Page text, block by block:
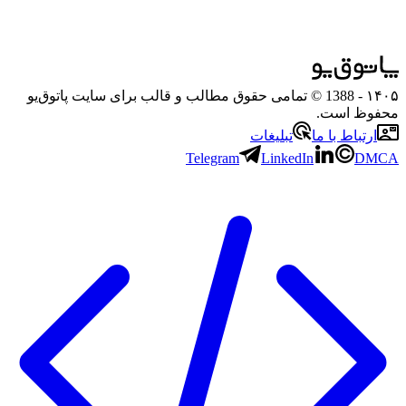
۱۴۰۵
- 1388 © تمامی حقوق مطالب و قالب برای سایت پاتوق‌یو
محفوظ است.
ارتباط با ما
تبلیغات
Telegram
LinkedIn DMCA